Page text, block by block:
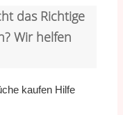
das Richtige
Wir helfen